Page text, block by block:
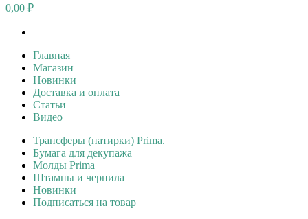
0,00 ₽
Главная
Магазин
Новинки
Доставка и оплата
Статьи
Видео
Трансферы (натирки) Prima.
Бумага для декупажа
Молды Prima
Штампы и чернила
Новинки
Подписаться на товар